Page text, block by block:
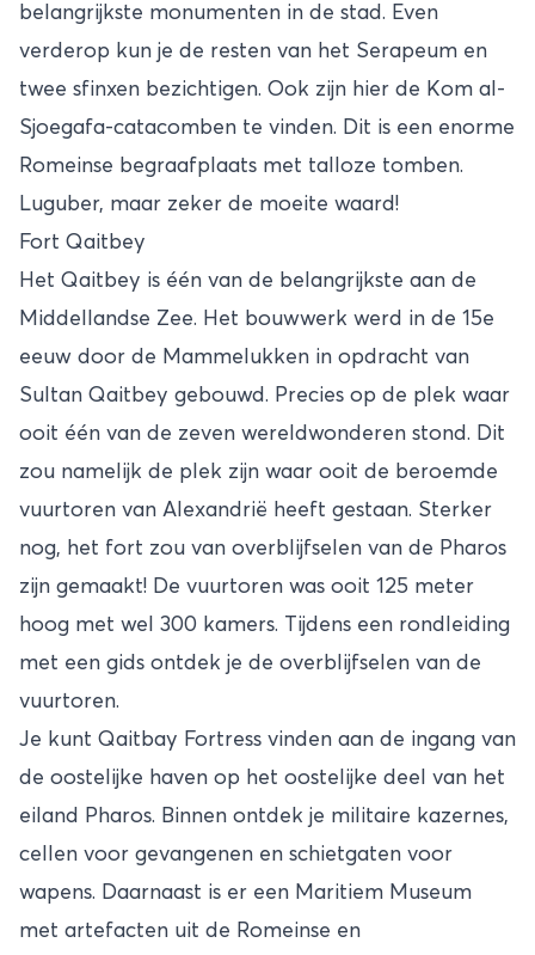
belangrijkste monumenten in de stad. Even
verderop kun je de resten van het Serapeum en
twee sfinxen bezichtigen. Ook zijn hier de Kom al-
Sjoegafa-catacomben te vinden. Dit is een enorme
Romeinse begraafplaats met talloze tomben.
Luguber, maar zeker de moeite waard!
Fort Qaitbey
Het Qaitbey is één van de belangrijkste aan de
Middellandse Zee. Het bouwwerk werd in de 15e
eeuw door de Mammelukken in opdracht van
Sultan Qaitbey gebouwd. Precies op de plek waar
ooit één van de zeven wereldwonderen stond. Dit
zou namelijk de plek zijn waar ooit de beroemde
vuurtoren van Alexandrië heeft gestaan. Sterker
nog, het fort zou van overblijfselen van de Pharos
zijn gemaakt! De vuurtoren was ooit 125 meter
hoog met wel 300 kamers. Tijdens een rondleiding
met een gids ontdek je de overblijfselen van de
vuurtoren.
Je kunt Qaitbay Fortress vinden aan de ingang van
de oostelijke haven op het oostelijke deel van het
eiland Pharos. Binnen ontdek je militaire kazernes,
cellen voor gevangenen en schietgaten voor
wapens. Daarnaast is er een Maritiem Museum
met artefacten uit de Romeinse en